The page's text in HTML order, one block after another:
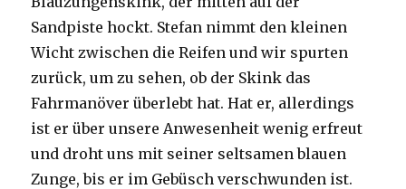
Sandpiste hockt. Stefan nimmt den kleinen
Wicht zwischen die Reifen und wir spurten
zurück, um zu sehen, ob der Skink das
Fahrmanöver überlebt hat. Hat er, allerdings
ist er über unsere Anwesenheit wenig erfreut
und droht uns mit seiner seltsamen blauen
Zunge, bis er im Gebüsch verschwunden ist.